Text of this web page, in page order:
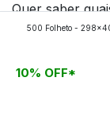
Quer saber
aplicados nos
continue a
500 Folheto -
10% OFF*